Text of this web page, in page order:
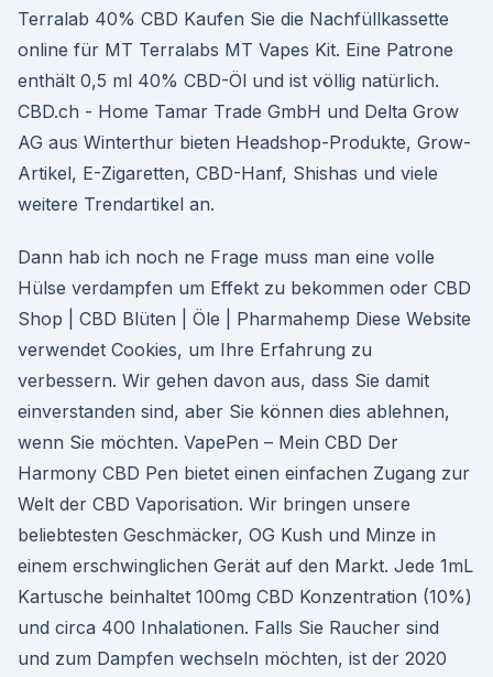
Terralab 40% CBD Kaufen Sie die Nachfüllkassette
online für MT Terralabs MT Vapes Kit. Eine Patrone
enthält 0,5 ml 40% CBD-Öl und ist völlig natürlich.
CBD.ch - Home Tamar Trade GmbH und Delta Grow
AG aus Winterthur bieten Headshop-Produkte, Grow-
Artikel, E-Zigaretten, CBD-Hanf, Shishas und viele
weitere Trendartikel an.
Dann hab ich noch ne Frage muss man eine volle
Hülse verdampfen um Effekt zu bekommen oder CBD
Shop | CBD Blüten | Öle | Pharmahemp Diese Website
verwendet Cookies, um Ihre Erfahrung zu
verbessern. Wir gehen davon aus, dass Sie damit
einverstanden sind, aber Sie können dies ablehnen,
wenn Sie möchten. VapePen – Mein CBD Der
Harmony CBD Pen bietet einen einfachen Zugang zur
Welt der CBD Vaporisation. Wir bringen unsere
beliebtesten Geschmäcker, OG Kush und Minze in
einem erschwinglichen Gerät auf den Markt. Jede 1mL
Kartusche beinhaltet 100mg CBD Konzentration (10%)
und circa 400 Inhalationen. Falls Sie Raucher sind
und zum Dampfen wechseln möchten, ist der 2020